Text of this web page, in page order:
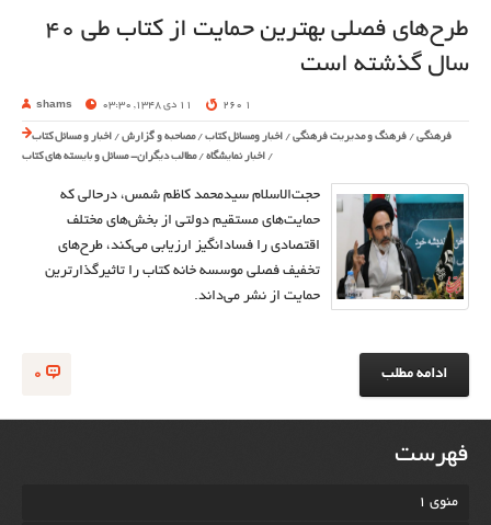
طرح‌های‌ فصلی بهترین حمایت از کتاب طی 40
سال گذشته است
shams 11 دی 1348, 03:30 1 260
فرهنگی / فرهنگ و مدیریت فرهنگی / اخبار ومسائل کتاب /مصاحبه و گزارش / اخبار و مسائل کتاب
/ اخبار نمایشگاه /مطالب دیگران- مسائل و بایسته های کتاب
حجت‌الاسلام سيد‌محمد كاظم شمس، در‌حالی که
حمایت‌های مستقیم دولتی از بخش‌های مختلف
اقتصادی را فساد‌انگیز ارزیابی می‌کند، طرح‌های
تخفیف فصلی موسسه خانه کتاب را تاثیر‌گذار‌ترین
حمایت از نشر می‌داند.
0 ادامه مطلب
فهرست
منوی 1